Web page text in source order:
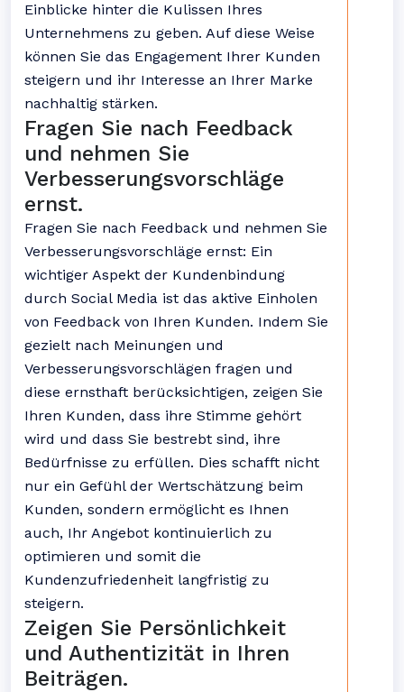
Einblicke hinter die Kulissen Ihres
Unternehmens zu geben. Auf diese Weise
können Sie das Engagement Ihrer Kunden
steigern und ihr Interesse an Ihrer Marke
nachhaltig stärken.
Fragen Sie nach Feedback
und nehmen Sie
Verbesserungsvorschläge
ernst.
Fragen Sie nach Feedback und nehmen Sie
Verbesserungsvorschläge ernst: Ein
wichtiger Aspekt der Kundenbindung
durch Social Media ist das aktive Einholen
von Feedback von Ihren Kunden. Indem Sie
gezielt nach Meinungen und
Verbesserungsvorschlägen fragen und
diese ernsthaft berücksichtigen, zeigen Sie
Ihren Kunden, dass ihre Stimme gehört
wird und dass Sie bestrebt sind, ihre
Bedürfnisse zu erfüllen. Dies schafft nicht
nur ein Gefühl der Wertschätzung beim
Kunden, sondern ermöglicht es Ihnen
auch, Ihr Angebot kontinuierlich zu
optimieren und somit die
Kundenzufriedenheit langfristig zu
steigern.
Zeigen Sie Persönlichkeit
und Authentizität in Ihren
Beiträgen.